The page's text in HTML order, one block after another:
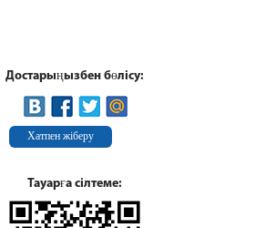
Достарыңызбен бөлісу:
Хатпен жіберу
Тауарға сілтеме: